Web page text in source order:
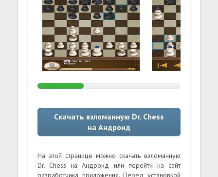
Скачать взломанную Dr. Chess
на Андроид
На этой странице можно скачать взломанную
Dr. Chess на Андроид или перейти на сайт
разработчика приложения. Перед установкой